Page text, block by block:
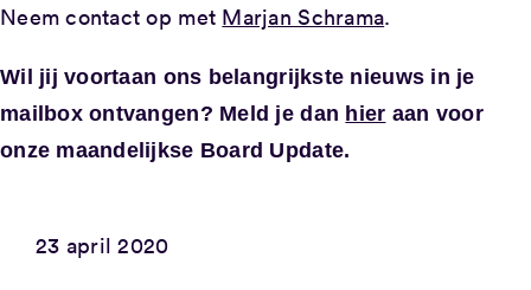
Neem contact op met Marjan Schrama.
Wil jij voortaan ons belangrijkste nieuws in je
mailbox ontvangen? Meld je dan hier aan voor
onze maandelijkse Board Update.
23 april 2020